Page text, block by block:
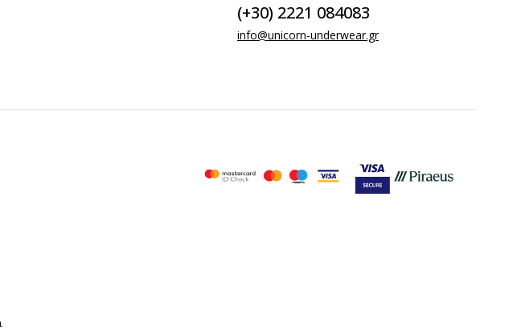
(+30) 2221 084083
info@unicorn-underwear.gr